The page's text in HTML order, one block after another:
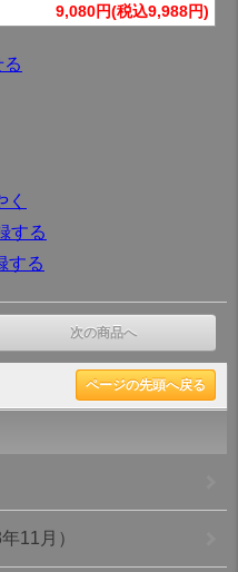
9,080円(税込9,988円)
する
する
次の商品へ
ページの先頭へ戻る
11月）